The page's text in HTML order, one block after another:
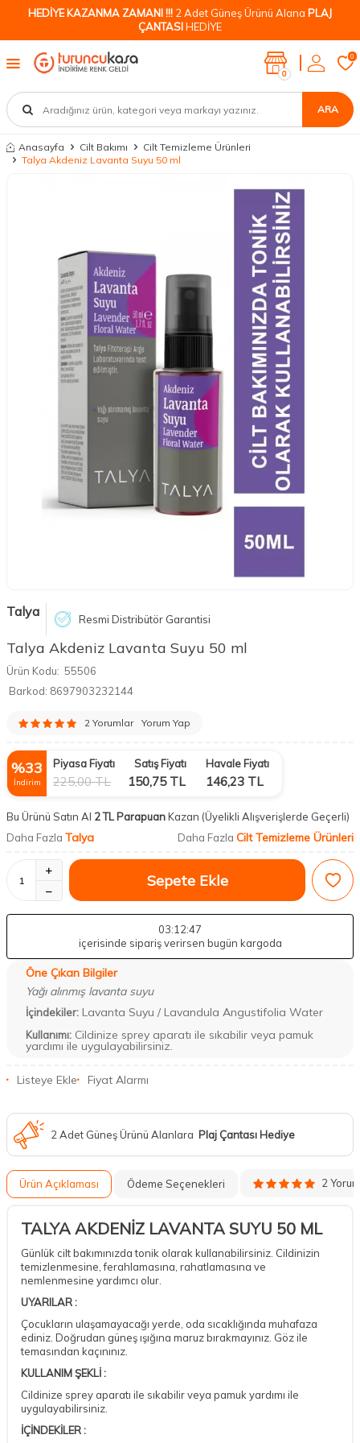
HEDİYE KAZANMA ZAMANI !!! 2 Adet Güneş Ürünü Alana PLAJ
ÇANTASIHEDİYE
ARA
0
0
Anasayfa Cilt Bakımı
Cilt Temizleme Ürünleri
Talya Akdeniz Lavanta Suyu 50 ml
Talya Resmi Distribütör Garantisi
Talya Akdeniz Lavanta Suyu 50 ml
Ürün Kodu: 55506
Barkod: 8697903232144
2 Yorumlar Yorum Yap
%33
İndirim
Piyasa Fiyatı
225,00TL
Satış Fiyatı
150,75TL
Havale Fiyatı
146,23 TL
Bu Ürünü Satın Al 2 TL ParapuanKazan (Üyelikli Alışverişlerde Geçerli)
Daha Fazla Talya Daha Fazla Cilt Temizleme Ürünleri
Sepete Ekle
03:12:46
içerisinde sipariş verirsen bugün kargoda
Öne Çıkan Bilgiler
Yağı alınmış lavanta suyu
İçindekiler: Lavanta Suyu / Lavandula Angustifolia Water
Kullanımı: Cildinize sprey aparatı ile sıkabilir veya pamuk
yardımı ile uygulayabilirsiniz.
Listeye Ekle Fiyat Alarmı
2 Adet Güneş Ürünü Alanlara Plaj Çantası Hediye
Ürün Açıklaması Ödeme Seçenekleri 2 Yorum
TALYA AKDENİZ LAVANTA SUYU 50 ML
Günlük cilt bakımınızda tonik olarak kullanabilirsiniz. Cildinizin
temizlenmesine, ferahlamasına, rahatlamasına ve
nemlenmesine yardımcı olur.
UYARILAR :
Çocukların ulaşamayacağı yerde, oda sıcaklığında muhafaza
ediniz. Doğrudan güneş ışığına maruz bırakmayınız. Göz ile
temasından kaçınınız.
KULLANIM ŞEKLİ :
Cildinize sprey aparatı ile sıkabilir veya pamuk yardımı ile
uygulayabilirsiniz.
İÇİNDEKİLER :